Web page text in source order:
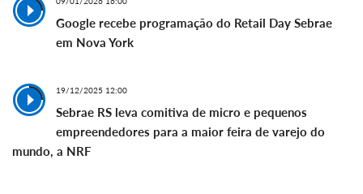
Google recebe programação do Retail Day Sebrae
em Nova York
19/12/2025 12:00
Sebrae RS leva comitiva de micro e pequenos
empreendedores para a maior feira de varejo do
mundo, a NRF